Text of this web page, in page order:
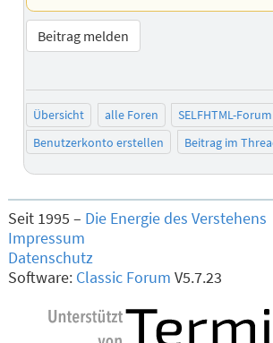
Beitrag melden
Übersicht alle Foren SELFHTML-Forum
Benutzerkonto erstellen
Beitrag im
Seit 1995 – Die Energie des Verstehens
Impressum
Datenschutz
Software: Classic Forum V5.7.23